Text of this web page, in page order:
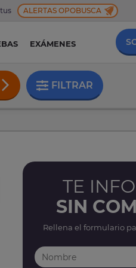
ALERTAS OPOBUSCA
EXÁMENES
FILTRAR
TE
SIN
Rellena el formulario